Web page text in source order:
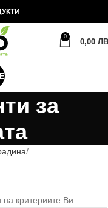
0
0,00
за
критериите Ви.